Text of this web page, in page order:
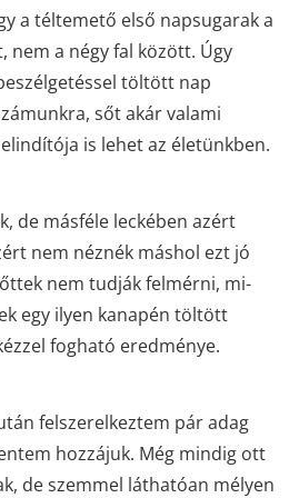
a téltemető első napsugarak a
nem a négy fal között. Úgy
töltött nap
sőt akár valami
is lehet az életünkben.
de másféle leckében azért
nem néznék máshol ezt jó
nem tudják felmérni, mi-
egy ilyen kanapén töltött
fogható eredménye.
felszerelkeztem pár adag
hozzájuk. Még mindig ott
de szemmel láthatóan mélyen